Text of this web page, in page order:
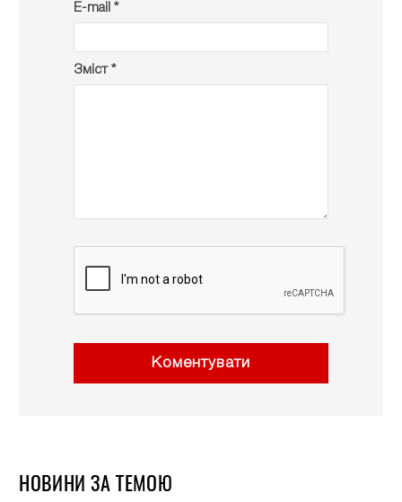
E-mail *
Зміст *
Коментувати
НОВИНИ ЗА ТЕМОЮ